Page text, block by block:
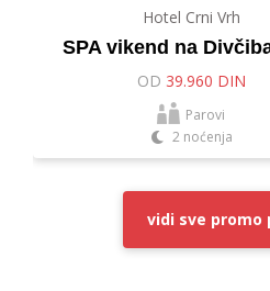
Hotel Crni Vrh
SPA vikend na
OD 39.960 DIN
Parovi
2 noćenja
vidi sve promo